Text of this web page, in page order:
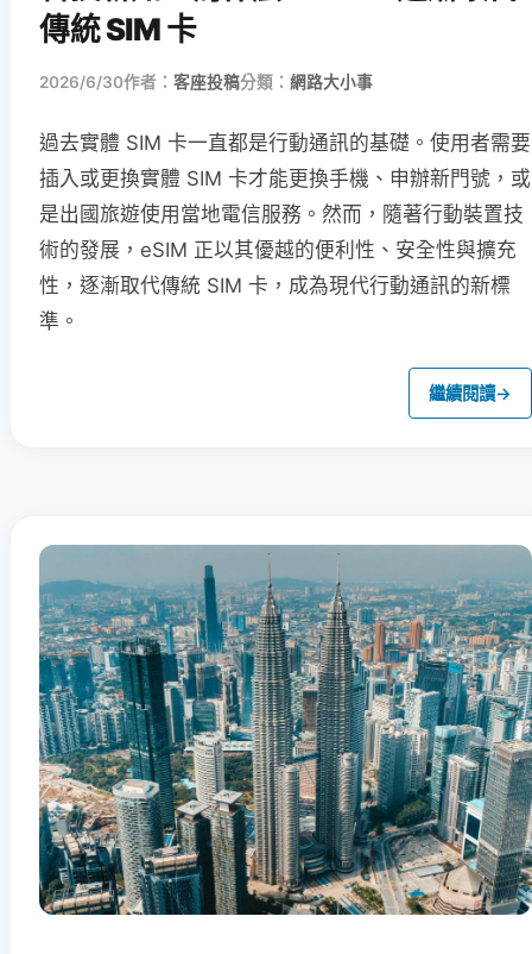
傳統 SIM 卡
2026/6/30作者： 客座投稿分類： 網路大小事
過去實體 SIM 卡一直都是行動通訊的基礎。使用者需要
插入或更換實體 SIM 卡才能更換手機、申辦新門號，或
是出國旅遊使用當地電信服務。然而，隨著行動裝置技
術的發展，eSIM 正以其優越的便利性、安全性與擴充
性，逐漸取代傳統 SIM 卡，成為現代行動通訊的新標
準。
繼續閱讀→